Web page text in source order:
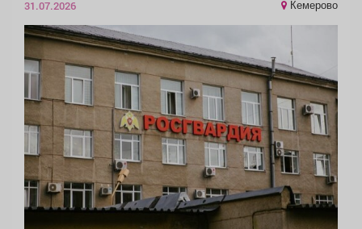
31.07.2026
Кемерово